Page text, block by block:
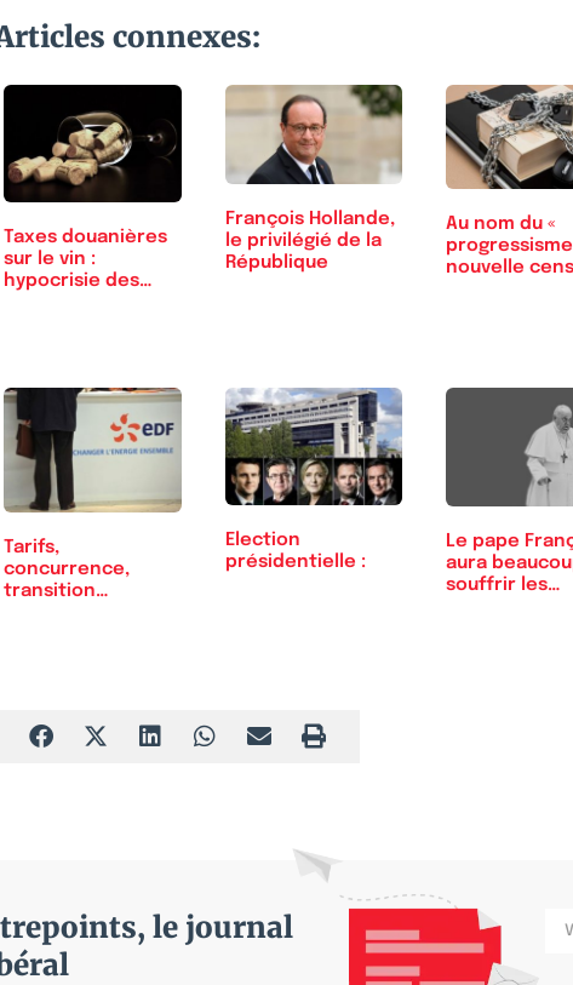
connexes:
Taxes douanières
sur le vin :
hypocrisie des
François Hollande,
le privilégié de la
République
Au nom du «
progressisme
nouvelle
Tarifs,
concurrence,
transition
Election
présidentielle :
Le pape
aura
souffrir les
le journal